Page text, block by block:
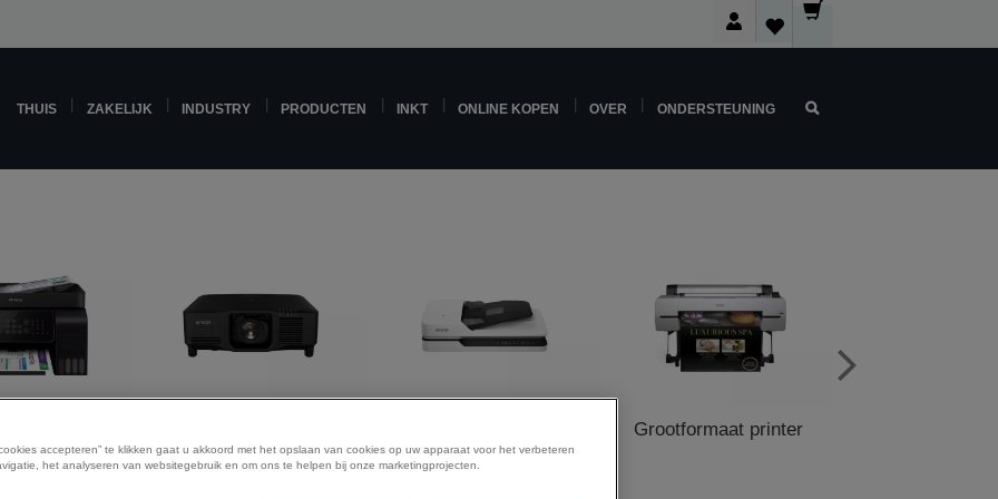
THUIS ZAKELIJK INDUSTRY PRODUCTEN INKT ONLINE KOPEN OVER ONDERSTEUNING
Grootformaat printer
accepteren” te klikken gaat u akkoord met het opslaan van cookies op uw apparaat voor het verbeteren
het analyseren van websitegebruik en om ons te helpen bij onze marketingprojecten.